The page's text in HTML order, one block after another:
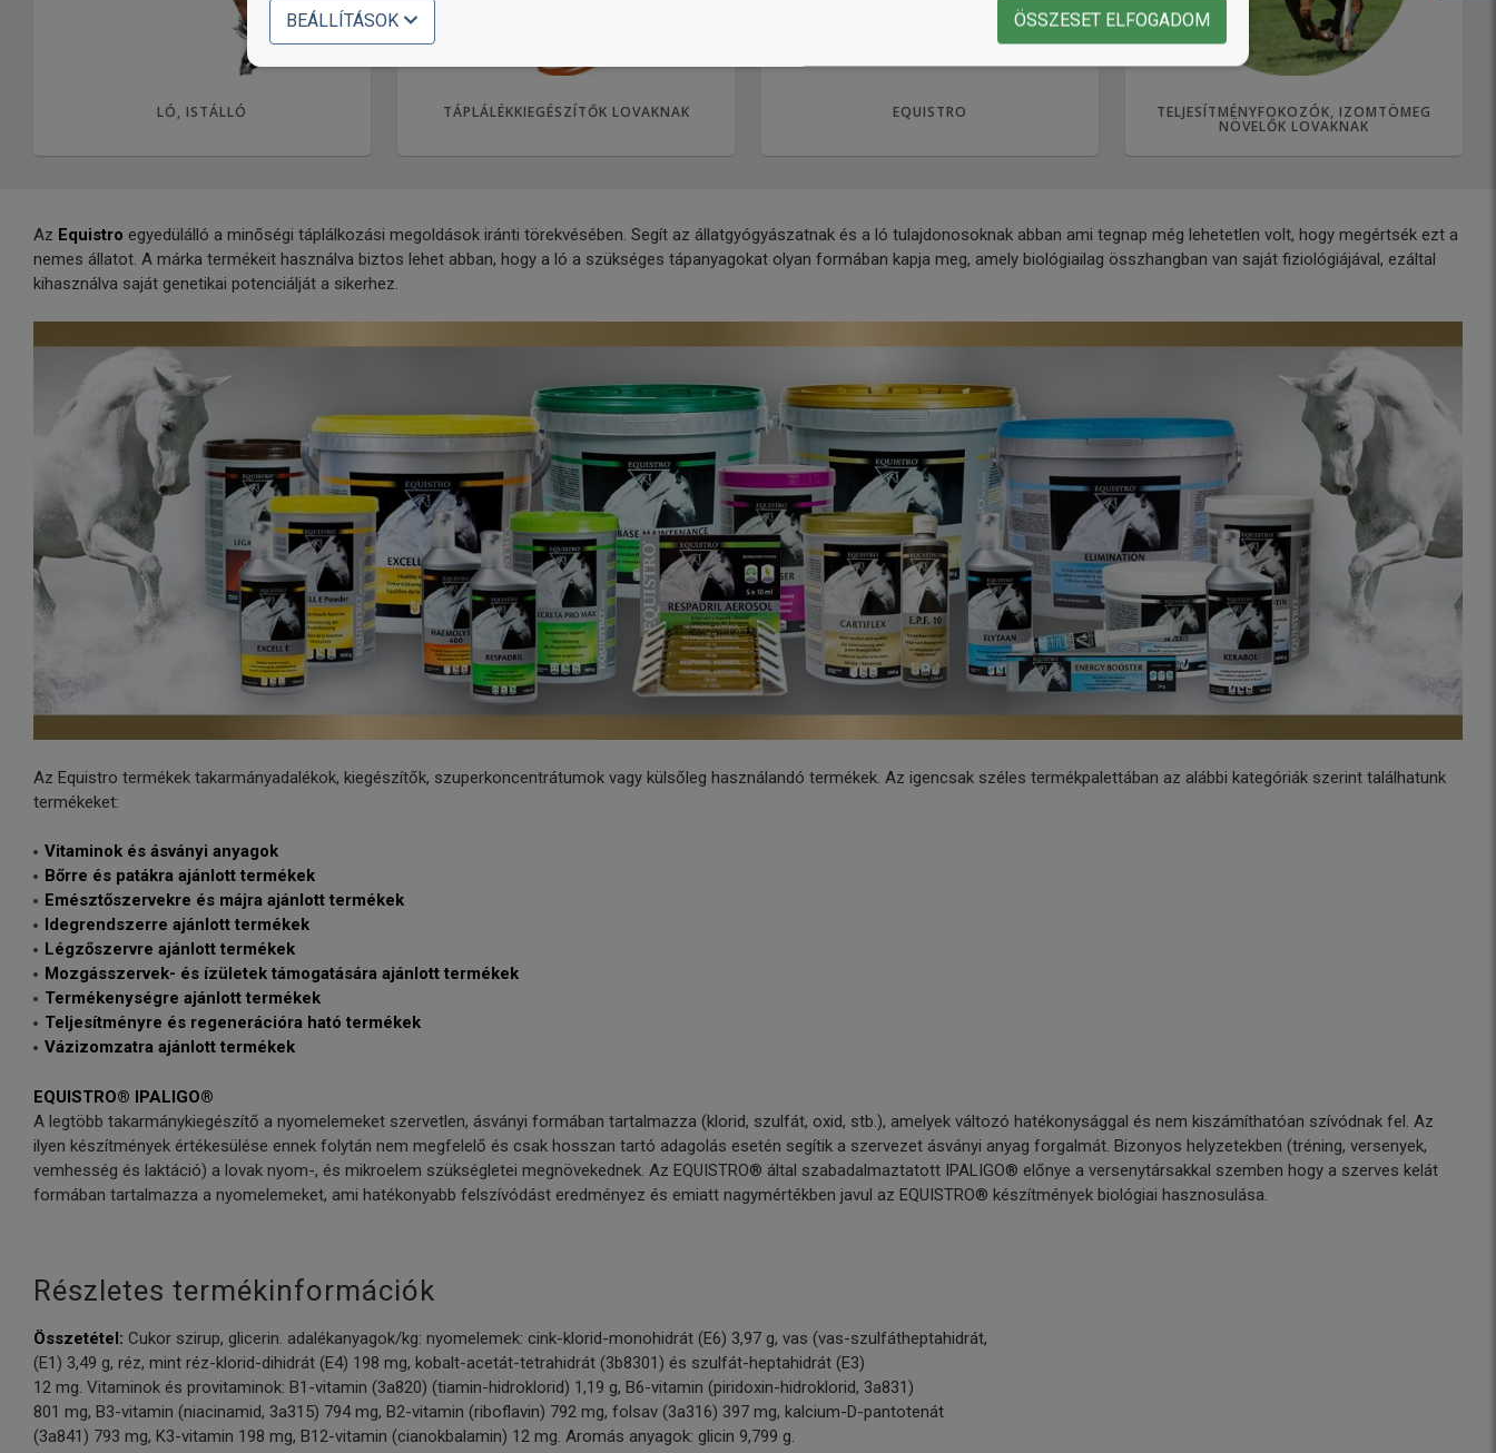
LÓ, ISTÁLLÓ TÁPLÁLÉKKIEGÉSZÍTŐK LOVAKNAK EQUISTRO TELJESÍTMÉNYFOKOZÓK, IZOMTÖMEG
NÖVELŐK LOVAKNAK
Az Equistro egyedülálló a minőségi táplálkozási megoldások iránti törekvésében. Segít az állatgyógyászatnak és a ló tulajdonosoknak abban ami tegnap még lehetetlen volt, hogy megértsék ezt a
nemes állatot. A márka termékeit használva biztos lehet abban, hogy a ló a szükséges tápanyagokat olyan formában kapja meg, amely biológiailag összhangban van saját fiziológiájával, ezáltal
kihasználva saját genetikai potenciálját a sikerhez.
Az Equistro termékek takarmányadalékok, kiegészítők, szuperkoncentrátumok vagy külsőleg használandó termékek. Az igencsak széles termékpalettában az alábbi kategóriák szerint találhatunk
termékeket:
Vitaminok és ásványi anyagok
Bőrre és patákra ajánlott termékek
Emésztőszervekre és májra ajánlott termékek
Idegrendszerre ajánlott termékek
Légzőszervre ajánlott termékek
Mozgásszervek- és ízületek támogatására ajánlott termékek
Termékenységre ajánlott termékek
Teljesítményre és regenerációra ható termékek
Vázizomzatra ajánlott termékek
EQUISTRO® IPALIGO®
A legtöbb takarmánykiegészítő a nyomelemeket szervetlen, ásványi formában tartalmazza (klorid, szulfát, oxid, stb.), amelyek változó hatékonysággal és nem kiszámíthatóan szívódnak fel. Az
ilyen készítmények értékesülése ennek folytán nem megfelelő és csak hosszan tartó adagolás esetén segítik a szervezet ásványi anyag forgalmát. Bizonyos helyzetekben (tréning, versenyek,
vemhesség és laktáció) a lovak nyom-, és mikroelem szükségletei megnövekednek. Az EQUISTRO® által szabadalmaztatott IPALIGO® előnye a versenytársakkal szemben hogy a szerves kelát
formában tartalmazza a nyomelemeket, ami hatékonyabb felszívódást eredményez és emiatt nagymértékben javul az EQUISTRO® készítmények biológiai hasznosulása.
Részletes termékinformációk
Összetétel: Cukor szirup, glicerin. adalékanyagok/kg: nyomelemek: cink-klorid-monohidrát (E6) 3,97 g, vas (vas-szulfátheptahidrát,
(E1) 3,49 g, réz, mint réz-klorid-dihidrát (E4) 198 mg, kobalt-acetát-tetrahidrát (3b8301) és szulfát-heptahidrát (E3)
12 mg. Vitaminok és provitaminok: B1-vitamin (3a820) (tiamin-hidroklorid) 1,19 g, B6-vitamin (piridoxin-hidroklorid, 3a831)
801 mg, B3-vitamin (niacinamid, 3a315) 794 mg, B2-vitamin (riboflavin) 792 mg, folsav (3a316) 397 mg, kalcium-D-pantotenát
(3a841) 793 mg, K3-vitamin 198 mg, B12-vitamin (cianokbalamin) 12 mg. Aromás anyagok: glicin 9,799 g.
BEÁLLÍTÁSOK ÖSSZESET ELFOGADOM